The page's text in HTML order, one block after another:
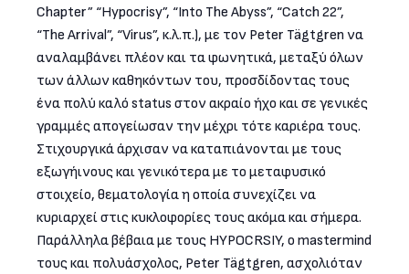
Chapter” “Hypocrisy”, “Into The Abyss”, “Catch 22”,
“The Arrival”, “Virus”, κ.λ.π.), με τον Peter Tägtgren να
αναλαμβάνει πλέον και τα φωνητικά, μεταξύ όλων
των άλλων καθηκόντων του, προσδίδοντας τους
ένα πολύ καλό status στον ακραίο ήχο και σε γενικές
γραμμές απογείωσαν την μέχρι τότε καριέρα τους.
Στιχουργικά άρχισαν να καταπιάνονται με τους
εξωγήινους και γενικότερα με το μεταφυσικό
στοιχείο, θεματολογία η οποία συνεχίζει να
κυριαρχεί στις κυκλοφορίες τους ακόμα και σήμερα.
Παράλληλα βέβαια με τους HYPOCRSIY, ο mastermind
τους και πολυάσχολος, Peter Tägtgren, ασχολιόταν